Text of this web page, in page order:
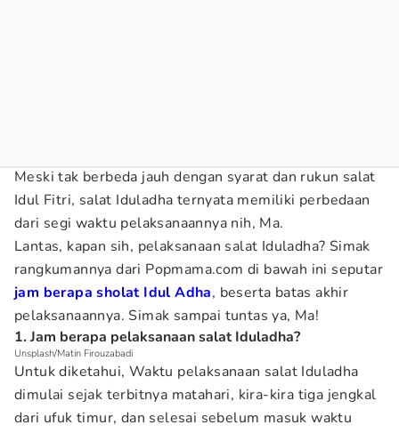
Meski tak berbeda jauh dengan syarat dan rukun salat
Idul Fitri, salat Iduladha ternyata memiliki perbedaan
dari segi waktu pelaksanaannya nih, Ma.
Lantas, kapan sih, pelaksanaan salat Iduladha? Simak
rangkumannya dari Popmama.com di bawah ini seputar
jam berapa sholat Idul Adha, beserta batas akhir
pelaksanaannya. Simak sampai tuntas ya, Ma!
1. Jam berapa pelaksanaan salat Iduladha?
Unsplash/Matin Firouzabadi
Untuk diketahui, Waktu pelaksanaan salat Iduladha
dimulai sejak terbitnya matahari, kira-kira tiga jengkal
dari ufuk timur, dan selesai sebelum masuk waktu